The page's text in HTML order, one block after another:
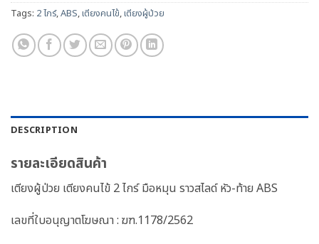
Tags: 2 ไกร์,ABS,เตียงคนไข้,เตียงผู้ป่วย
DESCRIPTION
รายละเอียดสินค้า
เตียงผู้ป่วย เตียงคนไข้ 2 ไกร์ มือหมุน ราวสไลด์ หัว-ท้าย ABS
เลขที่ใบอนุญาตโฆษณา : ฆฑ.1178/2562